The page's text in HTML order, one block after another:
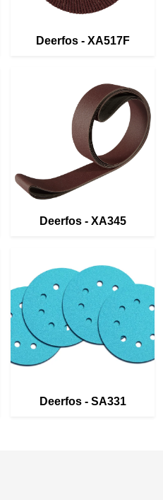
Deerfos - XA517F
Deerfos - XA345
Deerfos - SA331